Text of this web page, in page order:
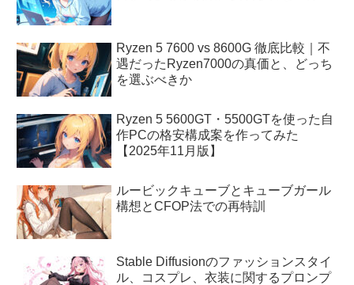
Ryzen 5 7600 vs 8600G 徹底比較｜不
遇だったRyzen7000の真価と、どっち
を選ぶべきか
Ryzen 5 5600GT・5500GTを使った自
作PCの格安構成案を作ってみた
【2025年11月版】
ルービックキューブとキューブガール
構想とCFOP法での再特訓
Stable Diffusionのファッションスタイ
ル、コスプレ、衣装に関するプロンプ